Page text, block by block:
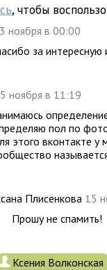
, чтобы
ноября в 00:00
за
ноября в 11:19
пол по
этого вконтакте у
Плисенкова 15
Прошу не спамить!
Ксения Волконская